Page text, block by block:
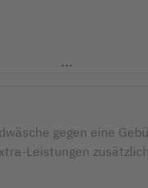
gegen eine
Leistungen